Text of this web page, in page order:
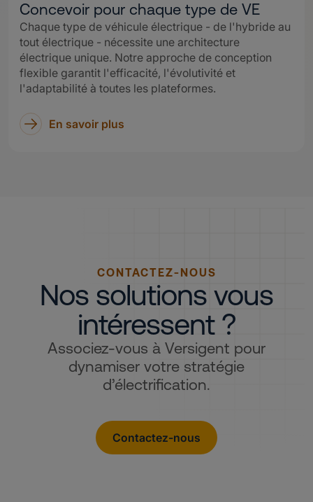
Concevoir pour chaque type de VE
Chaque type de véhicule électrique - de l'hybride au
tout électrique - nécessite une architecture
électrique unique. Notre approche de conception
flexible garantit l'efficacité, l'évolutivité et
l'adaptabilité à toutes les plateformes.
En savoir plus
CONTACTEZ-NOUS
Nos solutions vous
intéressent ?
Associez‑vous à Versigent pour
dynamiser votre stratégie
d’électrification.
Contactez-nous